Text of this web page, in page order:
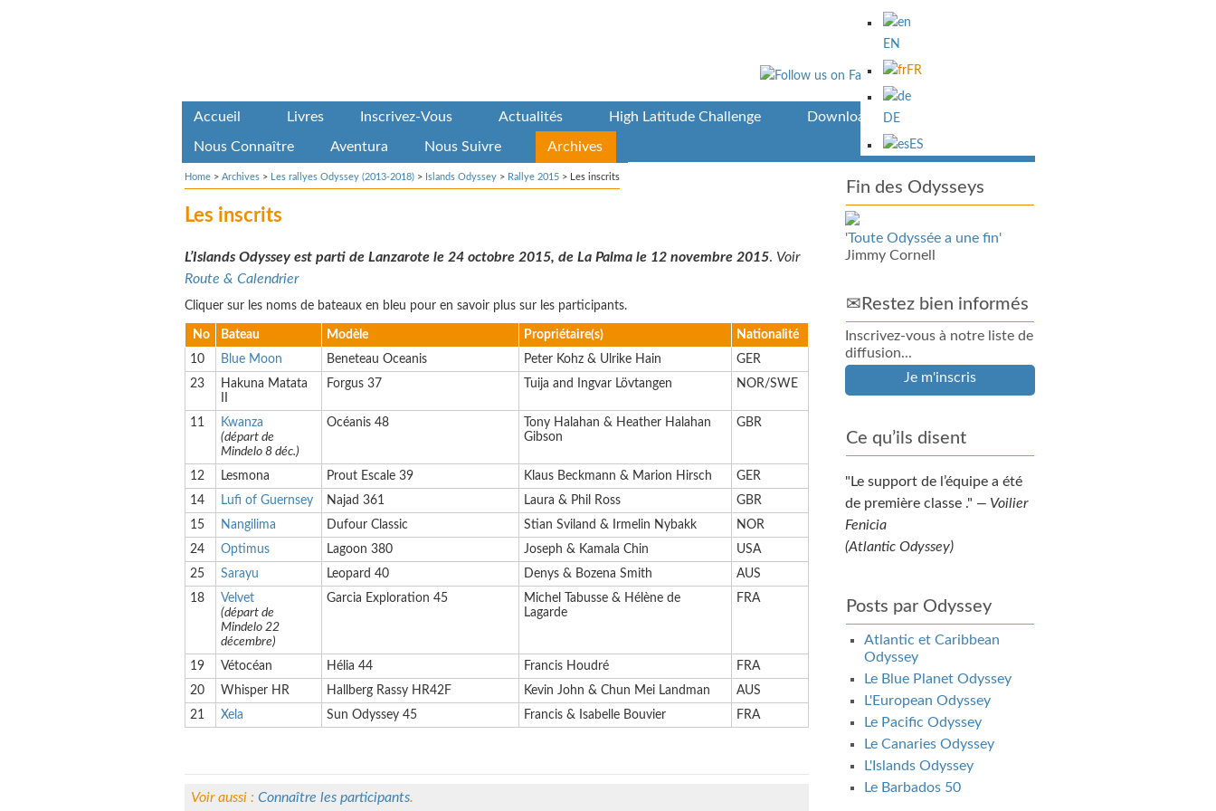
EN
FR
DE
ES
Accueil Livres Inscrivez-Vous Actualités High Latitude Challenge Downloads
Nous Connaître Aventura Nous Suivre Archives
Home> Archives> Les rallyes Odyssey (2013-2018)> Islands Odyssey> Rallye 2015> Les inscrits
Les inscrits
L’Islands Odyssey est parti de Lanzarote le 24 octobre 2015, de La Palma le 12 novembre 2015. Voir
Route & Calendrier
Cliquer sur les noms de bateaux en bleu pour en savoir plus sur les participants.
No Bateau Modèle Propriétaire(s)
Nationalité
10
Blue Moon Beneteau Oceanis Peter Kohz & Ulrike Hain
GER
23
Hakuna Matata
Forgus 37 Tuija and Ingvar Lövtangen NOR/SWE
11
Kwanza
(départ de
Mindelo 8 déc.)
Océanis 48
Tony Halahan & Heather Halahan
Gibson
GBR
12 Lesmona Prout Escale 39 Klaus Beckmann & Marion Hirsch
GER
14
Lufi of Guernsey Najad 361 Laura & Phil Ross
GBR
15
Nangilima Dufour Classic Stian Sviland & Irmelin Nybakk
NOR
24
Optimus Lagoon 380 Joseph & Kamala Chin
USA
25
Sarayu Leopard 40 Denys & Bozena Smith
AUS
18
Velvet
(départ de
Mindelo 22
décembre)
Garcia Exploration 45
Michel Tabusse & Hélène de
Lagarde
FRA
19 Vétocéan Hélia 44 Francis Houdré
FRA
20
Whisper HR Hallberg Rassy HR42F Kevin John & Chun Mei Landman
AUS
21
Xela Sun Odyssey 45 Francis & Isabelle Bouvier FRA
Voir aussi : Connaître les participants.
Fin des Odysseys
'Toute Odyssée a une fin'
Jimmy Cornell
✉Restez bien informés
Inscrivez-vous à notre liste de
diffusion...
Je m'inscris
Ce qu’ils disent
Le support de l’équipe a été
de première classe .
— Voilier
Fenicia
(Atlantic Odyssey)
Posts par Odyssey
Atlantic et Caribbean
Odyssey
Le Blue Planet Odyssey
L'European Odyssey
Le Pacific Odyssey
Le Canaries Odyssey
L'Islands Odyssey
Le Barbados 50